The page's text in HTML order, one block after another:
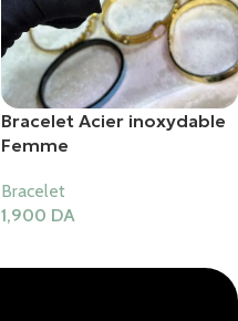
Bracelet Acier inoxydable
Femme
Bracelet
1,900 DA